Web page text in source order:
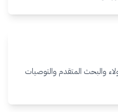
والبحث المتقدم والتوصيات